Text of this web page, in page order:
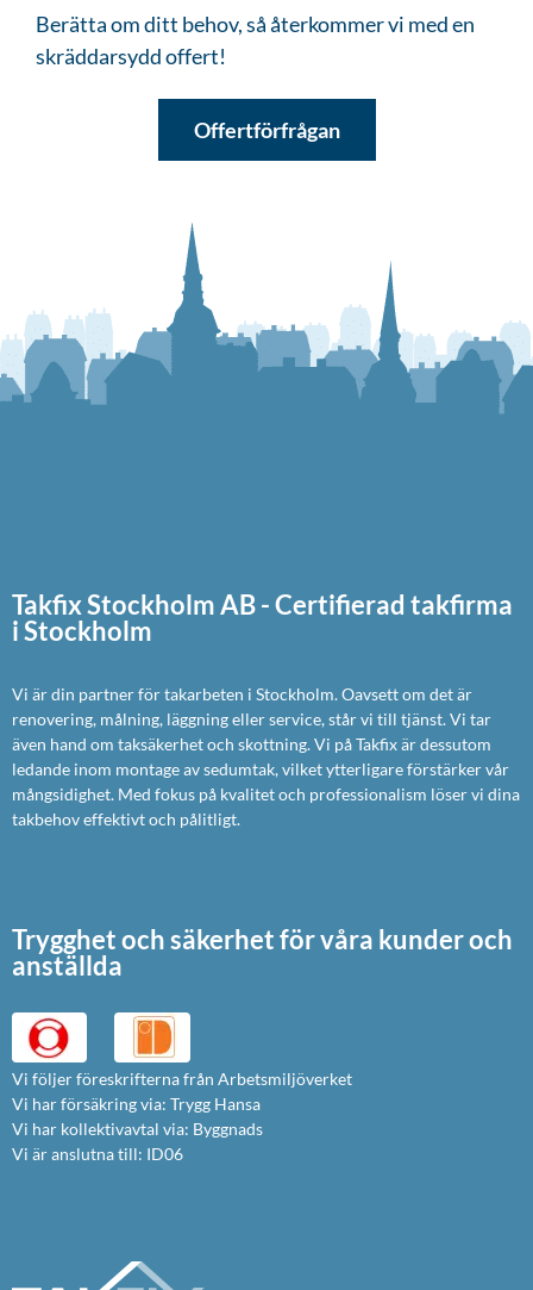
Berätta om ditt behov, så återkommer vi med en
skräddarsydd offert!
Offertförfrågan
Takfix Stockholm AB - Certifierad takfirma
i Stockholm
Vi är din partner för takarbeten i Stockholm. Oavsett om det är
renovering, målning, läggning eller service, står vi till tjänst. Vi tar
även hand om taksäkerhet och skottning. Vi på Takfix är dessutom
ledande inom montage av sedumtak, vilket ytterligare förstärker vår
mångsidighet. Med fokus på kvalitet och professionalism löser vi dina
takbehov effektivt och pålitligt.
Trygghet och säkerhet för våra kunder och
anställda
Vi följer föreskrifterna från Arbetsmiljöverket
Vi har försäkring via: Trygg Hansa
Vi har kollektivavtal via: Byggnads
Vi är anslutna till: ID06